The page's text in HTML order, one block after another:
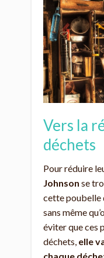
Vers la
déchets
Pour réduire
Johnson se
cette poubelle
sans même
éviter que ces
déchets, elle
chaque